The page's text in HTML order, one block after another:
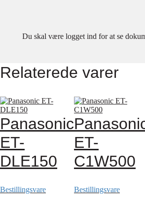
Du skal være logget ind for at se
Relaterede varer
Panasonic
ET-
DLE150
Bestillingsvare
ET-
C1W500
Bestillingsvare